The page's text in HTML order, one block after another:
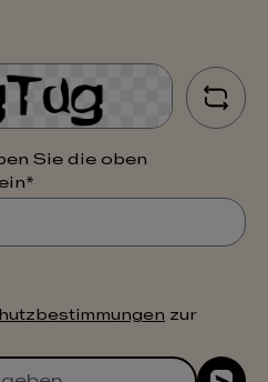
Sie die oben
zur